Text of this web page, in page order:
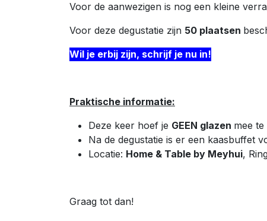
Voor de aanwezigen is nog een kleine
Voor deze degustatie zijn 50 plaatsen
Wil je erbij zijn, schrijf je nu in!
Praktische informatie:
Deze keer hoef je GEEN glazen mee
Na de degustatie is er een kaasbuffet
Locatie: Home & Table by Meyhui,
Graag tot dan!